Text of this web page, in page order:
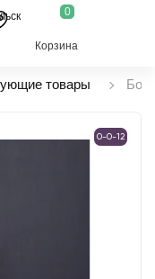
0
Корзина
товары
0-0-12